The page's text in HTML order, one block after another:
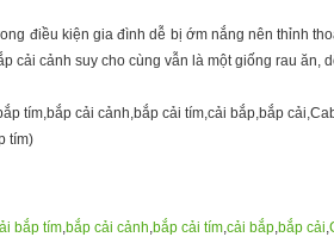
điều kiện gia đình dễ bị ớm nắng nên thỉnh
cải cảnh suy cho cùng vẫn là một giống rau
tím)
bắp tím,bắp cải cảnh,bắp cải tím,cải bắp,bắp cải,